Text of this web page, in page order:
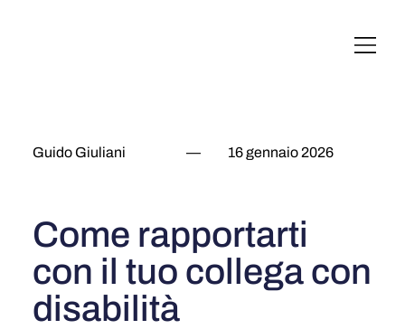
Guido Giuliani — 16 gennaio 2026
Come rapportarti
con il tuo collega con
disabilità